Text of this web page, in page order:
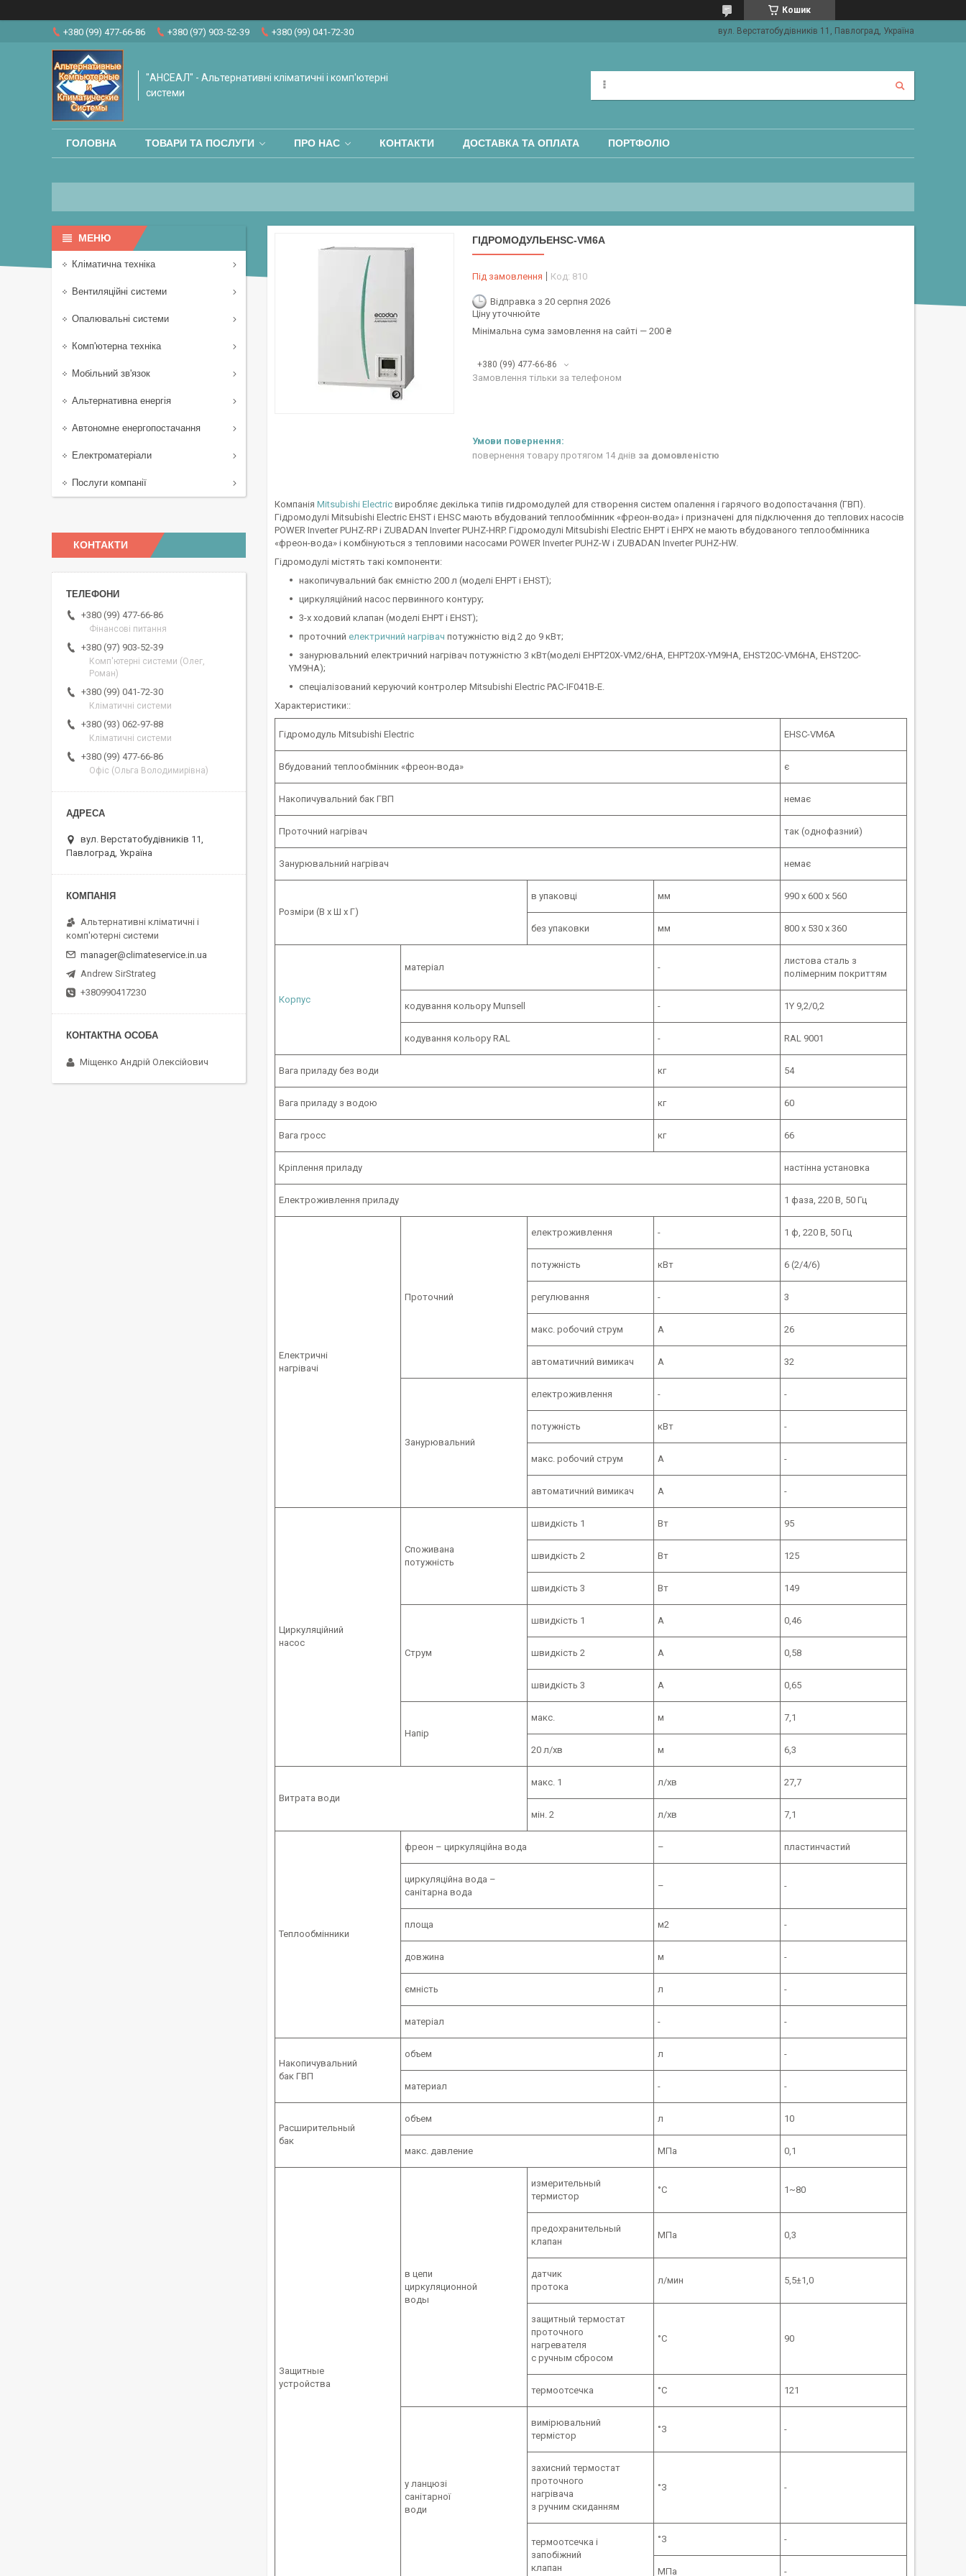
Кошик
+380 (99) 477-66-86 +380 (97) 903-52-39 +380 (99) 041-72-30 вул. Верстатобудівників 11, Павлоград, Україна
"АНСЕАЛ" - Альтернативні кліматичні і комп'ютерні
системи
ГОЛОВНА ТОВАРИ ТА ПОСЛУГИ ПРО НАС КОНТАКТИ ДОСТАВКА ТА ОПЛАТА ПОРТФОЛІО
ГІДРОМОДУЛЬЕНЅС-VM6A
Під замовлення Код: 810
Відправка з 20 серпня 2026
Ціну уточнюйте
Мінімальна сума замовлення на сайті — 200 ₴
+380 (99) 477-66-86
Замовлення тільки за телефоном
повернення товару протягом 14 днів за домовленістю
Компанія Mitsubishi Electric виробляє декілька типів гидромодулей для створення систем опалення і гарячого водопостачання (ГВП).
Гідромодулі Mitsubishi Electric EHST і EHSC мають вбудований теплообмінник «фреон-вода» і призначені для підключення до теплових насосів
POWER Inverter PUHZ-RP і ZUBADAN Inverter PUHZ-HRP. Гідромодулі Mitsubishi Electric EHPT і EHPX не мають вбудованого теплообмінника
«фреон-вода» і комбінуються з тепловими насосами POWER Inverter PUHZ-W і ZUBADAN Inverter PUHZ-HW.
Гідромодулі містять такі компоненти:
накопичувальний бак ємністю 200 л (моделі EHPT і EHST);
циркуляційний насос первинного контуру;
3-х ходовий клапан (моделі EHPT і EHST);
проточний електричний нагрівач потужністю від 2 до 9 кВт;
занурювальний електричний нагрівач потужністю 3 кВт(моделі EHPT20X-VM2/6HA, EHPT20X-YM9HA, EHST20C-VM6HA, EHST20C-
YM9HA);
спеціалізований керуючий контролер Mitsubishi Electric PAC-IF041B-E.
Характеристики::
Гідромодуль Mitsubishi Electric EHSC-VM6A
Вбудований теплообмінник «фреон-вода» є
Накопичувальний бак ГВП немає
Проточний нагрівач так (однофазний)
Занурювальний нагрівач немає
Розміри (В х Ш х Г)
в упаковці мм 990 х 600 х 560
без упаковки мм 800 х 530 х 360
Корпус
матеріал -
листова сталь з
полімерним покриттям
кодування кольору Munsell - 1Y 9,2/0,2
кодування кольору RAL - RAL 9001
Вага приладу без води кг 54
Вага приладу з водою кг 60
Вага гросс кг 66
Кріплення приладу настінна установка
Електроживлення приладу 1 фаза, 220 В, 50 Гц
Електричні
нагрівачі
Проточний
електроживлення - 1 ф, 220 В, 50 Гц
потужність кВт 6 (2/4/6)
регулювання - 3
макс. робочий струм А 26
автоматичний вимикач А 32
Занурювальний
електроживлення - -
потужність кВт -
макс. робочий струм А -
автоматичний вимикач А -
Циркуляційний
насос
Споживана
потужність
швидкість 1 Вт 95
швидкість 2 Вт 125
швидкість 3 Вт 149
Струм
швидкість 1 А 0,46
швидкість 2 А 0,58
швидкість 3 А 0,65
Напір
макс. м 7,1
20 л/хв м 6,3
Витрата води
макс. 1 л/хв 27,7
мін. 2 л/хв 7,1
Теплообмінники
фреон – циркуляційна вода – пластинчастий
циркуляційна вода –
санітарна вода
– -
площа м2 -
довжина м -
ємність л -
матеріал - -
Накопичувальний
бак ГВП
объем л -
материал - -
Расширительный
бак
объем л 10
макс. давление МПа 0,1
Защитные
устройства
в цепи
циркуляционной
воды
измерительный
термистор
°С 1~80
предохранительный
клапан
МПа 0,3
датчик
протока
л/мин 5,5±1,0
защитный термостат
проточного
нагревателя
с ручным сбросом
°С 90
термоотсечка °С 121
у ланцюзі
санітарної
води
вимірювальний
термістор
°З -
захисний термостат
проточного
нагрівача
з ручним скиданням
°З -
термоотсечка і
запобіжний
клапан
°З -
МПа -
Кліматична техніка
Вентиляційні системи
Опалювальні системи
Комп'ютерна техніка
Мобільний зв'язок
Альтернативна енергія
Автономне енергопостачання
Електроматеріали
Послуги компанії
КОНТАКТИ
+380 (99) 477-66-86
Фінансові питання
+380 (97) 903-52-39
Комп'ютерні системи (Олег,
Роман)
+380 (99) 041-72-30
Кліматичні системи
+380 (93) 062-97-88
Кліматичні системи
+380 (99) 477-66-86
Офіс (Ольга Володимирівна)
вул. Верстатобудівників 11,
Павлоград, Україна
Альтернативні кліматичні і
комп'ютерні системи
manager@climateservice.in.ua
Andrew SirStrateg
+380990417230
Міщенко Андрій Олексійович